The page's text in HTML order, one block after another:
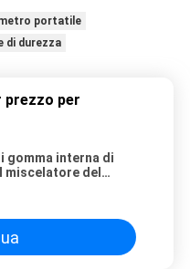
portatile
di durezza
prezzo per
gomma interna di
miscelatore del